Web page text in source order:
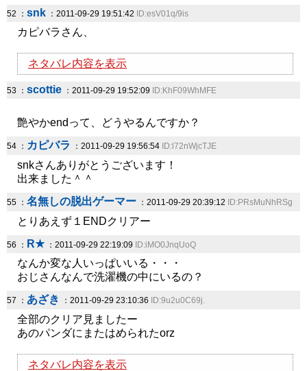
52 ： snk ：2011-09-29 19:51:42 ID:esV01q/9is
カピバラさん、
ネタバレ内容を表示
53 ： scottie ：2011-09-29 19:52:09 ID:KhF09WhMFE
艶やかendって、どうやるんですか？
54 ： カピバラ ：2011-09-29 19:56:54 ID:l72nWjcTJE
snkさんありがとうございます！
出来ました＾＾
55 ： 名無しの脱出ゲーマー ：2011-09-29 20:39:12 ID:PRsMuNhRSg
とりあえず１ENDクリアー
56 ： R★：2011-09-29 22:19:09 ID:iMO0JnqUoQ
なんか変な人いっぱいいる・・・
おじさんなんで洗濯機の中にいるの？
57 ： あざき ：2011-09-29 23:10:36 ID:9u2u0C69j.
全部のクリア見ましたー
あのパンダにまたはめられたorz
ネタバレ内容を表示